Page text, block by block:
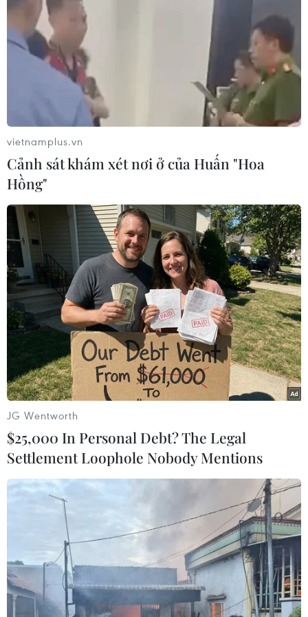
nóng của dịch bệnh COVID-19.
Campuchia bắt đầu lộ trình khôi phục và
thúc đẩy ngành du lịch
29/10/2021 14:45
Theo Bộ trưởng Kinh tế và Tài chính, "cơ chế hộp cát” sẽ
được giám sát và đánh giá kỹ lưỡng. Nếu thành công,
cơ chế này sẽ mở đường cho Campuchia đón khách du
lịch không cần cách ly.
vietnamplus.vn
Cảnh sát khám xét nơi ở của Huấn "Hoa
Hồng"
JG Wentworth
$25,000 In Personal Debt? The Legal
Settlement Loophole Nobody Mentions